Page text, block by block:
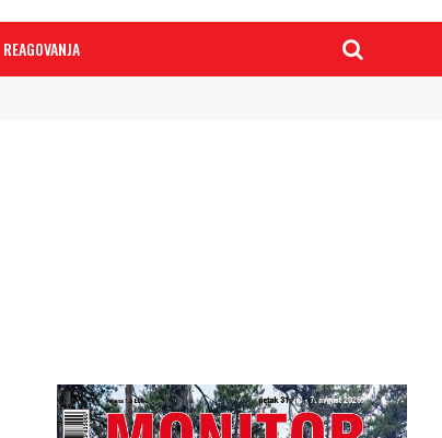
REAGOVANJA